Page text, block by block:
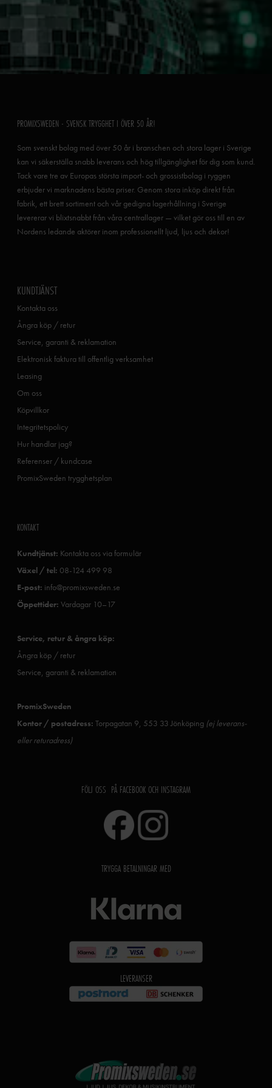
PROMIXSWEDEN - SVENSK TRYGGHET I ÖVER 50 ÅR!
Som svenskt bolag med över 50 år i branschen och stora lager i Sverige
kan vi säkerställa snabb leverans och hög tillgänglighet för dig som kund.
Tack vare tre av Europas största import- och grossistbolag i ryggen
erbjuder vi marknadens bästa priser. Genom stora inköp direkt från
fabrik, ett brett sortiment och vår gedigna lagerhållning i Sverige
levererar vi blixtsnabbt från våra centrallager — vilket gör oss till en av
Nordens ledande aktörer inom professionellt ljud, ljus och dekor!
KUNDTJÄNST
Kontakta oss
Ångra köp / retur
Service, garanti & reklamation
Elektronisk faktura till offentlig verksamhet
Leasing
Om oss
Köpvillkor
Integritetspolicy
Hur handlar jag?
Referenser / kundcase
PromixSweden trygghetsplan
KONTAKT
Kundtjänst: Kontakta oss via formulär
Växel / tel: 08-124 499 98
E-post: info@promixsweden.se
Öppettider: Vardagar 10–17
Service, retur & ångra köp:
Ångra köp / retur
Service, garanti & reklamation
PromixSweden
Kontor / postadress: Torpagatan 9, 553 33 Jönköping (ej leverans-
eller returadress)
FÖLJ OSS PÅ FACEBOOK OCH INSTAGRAM
TRYGGA BETALNINGAR MED
LEVERANSER